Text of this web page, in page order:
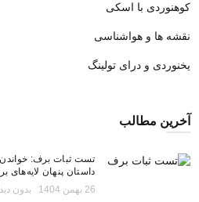
کوهنوردی با اسکی
نقشه ها و هواشناسی
یخنوردی و درای تولینگ
آخرین مطالب
تست ثبات برف: خواندن
داستان پنهان لایه‌های
26 بهمن 1404
بدون